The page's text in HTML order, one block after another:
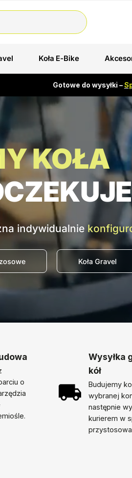
Koła E-Bike
Gotowe do wysyłki –
KOŁA
indywidualnie
Koła Gravel
o
Wysyłka
kół
Budujemy
wybranej
następnie
kurierem w